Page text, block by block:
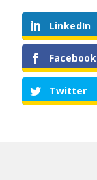
LinkedIn
Facebook
Twitter